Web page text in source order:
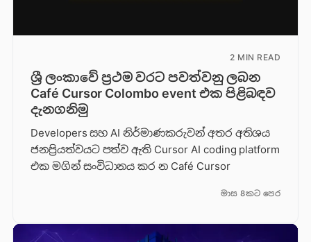
2 MIN READ
ශ්‍රී ලංකාවේ ප්‍රථම වරට පවත්වනු ලබන
Café Cursor Colombo event එක පිළිබඳව
දැනගනිමු
Developers සහ AI නිර්මාණකරුවන් අතර අතිශය
ජනප්‍රියත්වයට පත්ව ඇති Cursor AI coding platform
එක මගින් සංවිධානය කර න Café Cursor
මාස 8කට පෙර